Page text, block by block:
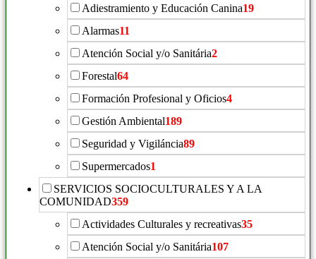
Adiestramiento y Educación Canina19
Alarmas11
Atención Social y/o Sanitária2
Forestal64
Formación Profesional y Oficios4
Gestión Ambiental189
Seguridad y Vigiláncia89
Supermercados1
SERVICIOS SOCIOCULTURALES Y A LA
COMUNIDAD359
Actividades Culturales y recreativas35
Atención Social y/o Sanitária107